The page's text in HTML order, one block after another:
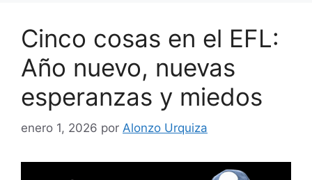
Cinco cosas en el EFL:
Año nuevo, nuevas
esperanzas y miedos
enero 1, 2026 por Alonzo Urquiza